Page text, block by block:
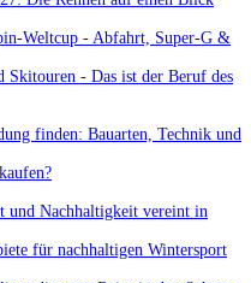
Weltcup - Abfahrt, Super-G &
Skitouren - Das ist der Beruf des
finden: Bauarten, Technik und
und Nachhaltigkeit vereint in
für nachhaltigen Wintersport